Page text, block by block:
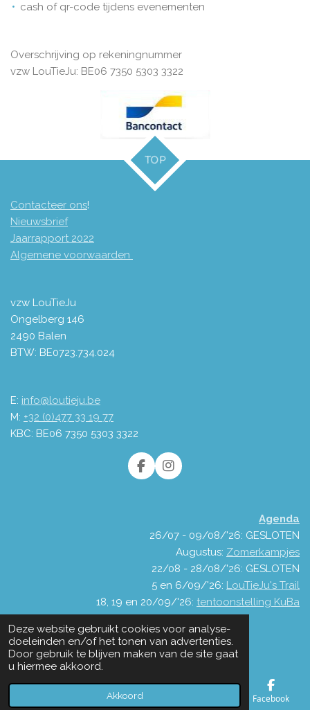
Deze website gebruikt cookies voor analyse-
doeleinden en/of het tonen van advertenties.
Door gebruik te blijven maken van de site gaat
u hiermee akkoord.
Akkoord
cash of qr-code tijdens evenementen
Overschrijving op rekeningnummer
vzw LouTieJu: BE06 7350 5303 3322
TOP
Contacteer ons!
Nieuwsbrief
Jaarrapport 2022
Algemene voorwaarden
vzw LouTieJu
Ongelberg 146
2490 Balen
BTW: BE0723.734.024
E: info@loutieju.be
M: +32 (0)477 33 19 77
KBC: BE06 7350 5303 3322
F
a
I
n
g
m
Agenda
26/07 - 09/08/'26: GESLOTEN
Augustus: Zomerkampjes
22/08 - 28/08/'26: GESLOTEN
5 en 6/09/'26: LouTieJu's Trail
18, 19 en 20/09/'26: tentoonstelling KuBa
© 2021 - 2026 LouTieJu
Powered by JouwWeb
Telefoonnummer Facebook